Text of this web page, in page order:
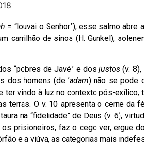
= “louvai o Senhor”), esse salmo
carrilhão de sinos (H. Gunkel),
“pobres de Javé” e dosjustos (v. 8),
dos homens (de ’adam) não se pode
ter vindo à luz no contexto pós-
terras. O v. 10 apresenta o cerne da
na “fidelidade” de Deus (v. 6),
prisioneiros, faz o cego ver, ergue
e a viúva, as categorias mais